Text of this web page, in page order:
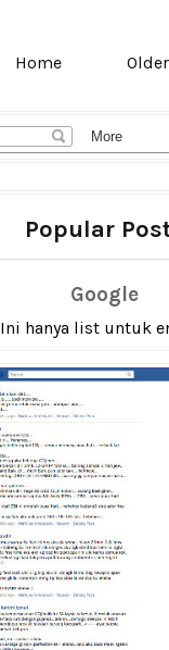
Home
Popular
Google
Ini hanya list untuk